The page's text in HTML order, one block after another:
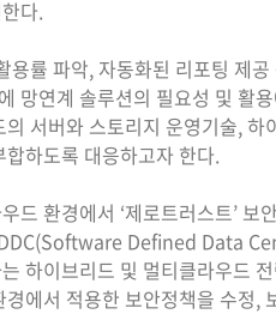
다.
용률 파악, 자동화된 리포팅 제공
망연계 솔루션의 필요성 및 활
서버와 스토리지 운영기술,
하도록 대응하고자 한다.
드 환경에서 ‘제로트러스트’ 보
Defined Data
하이브리드 및 멀티클라우드
에서 적용한 보안정책을 수정,